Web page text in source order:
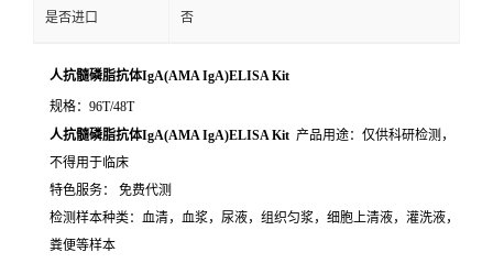
是否进口 否
人抗髓磷脂抗体IgA(AMA IgA)ELISA Kit
规格：96T/48T
人抗髓磷脂抗体IgA(AMA IgA)ELISA Kit 产品用途：仅供科研检测，
不得用于临床
特色服务： 免费代测
检测样本种类：血清，血浆，尿液，组织匀浆，细胞上清液，灌洗液，
粪便等样本